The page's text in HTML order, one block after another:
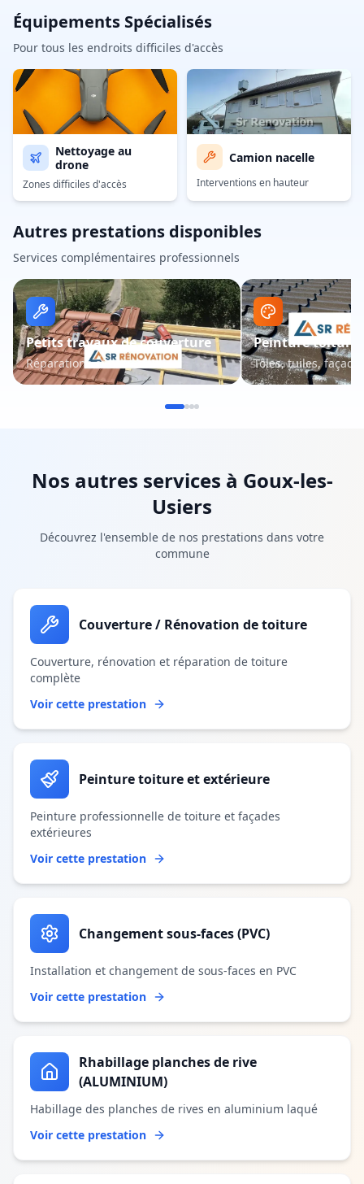
Équipements Spécialisés
Pour tous les endroits difficiles d'accès
Nettoyage au
drone
Zones difficiles d'accès
Camion nacelle
Interventions en hauteur
Autres prestations disponibles
Services complémentaires professionnels
Petits travaux de couverture
Réparations et entretien
Peinture toiture
Tôles, tuiles,
Nos autres services à Goux-les-
Usiers
Découvrez l'ensemble de nos prestations dans votre
commune
Couverture / Rénovation de toiture
Couverture, rénovation et réparation de toiture
complète
Voir cette prestation
Peinture toiture et extérieure
Peinture professionnelle de toiture et façades
extérieures
Voir cette prestation
Changement sous-faces (PVC)
Installation et changement de sous-faces en PVC
Voir cette prestation
Rhabillage planches de rive
(ALUMINIUM)
Habillage des planches de rives en aluminium laqué
Voir cette prestation